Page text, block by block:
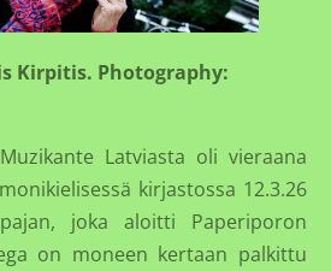
Kirpitis. Photography:
Latviasta oli vieraana
kirjastossa 12.3.26
joka aloitti Paperiporon
on moneen kertaan palkittu